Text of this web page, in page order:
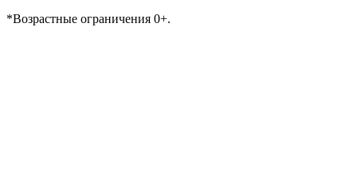
*Возрастные ограничения 0+.